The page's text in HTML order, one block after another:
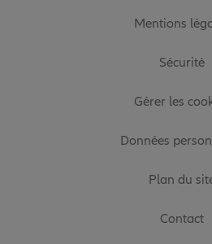
Mentions
Sécurité
Gérer les
Données
Plan du
Contact